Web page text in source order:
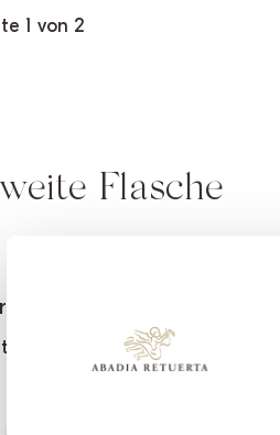
1 von 2
Flasche
Optionen:
1 von 2